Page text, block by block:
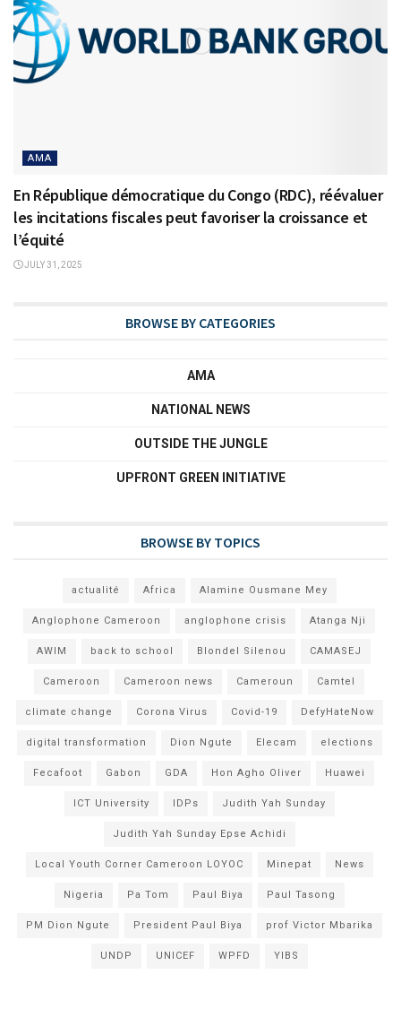
AMA
En République démocratique du Congo (RDC), réévaluer
les incitations fiscales peut favoriser la croissance et
l’équité
JULY 31, 2025
BROWSE BY CATEGORIES
AMA
NATIONAL NEWS
OUTSIDE THE JUNGLE
UPFRONT GREEN INITIATIVE
BROWSE BY TOPICS
actualité Africa Alamine Ousmane Mey
Anglophone Cameroon anglophone crisis Atanga Nji
AWIM back to school Blondel Silenou CAMASEJ
Cameroon Cameroon news Cameroun Camtel
climate change Corona Virus Covid-19 DefyHateNow
digital transformation Dion Ngute Elecam elections
Fecafoot Gabon GDA Hon Agho Oliver Huawei
ICT University IDPs Judith Yah Sunday
Judith Yah Sunday Epse Achidi
Local Youth Corner Cameroon LOYOC Minepat News
Nigeria Pa Tom Paul Biya Paul Tasong
PM Dion Ngute President Paul Biya prof Victor Mbarika
UNDP UNICEF WPFD YIBS